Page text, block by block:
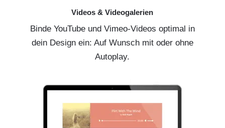
Videos & Videogalerien
Binde YouTube und Vimeo-Videos optimal in
dein Design ein: Auf Wunsch mit oder ohne
Autoplay.